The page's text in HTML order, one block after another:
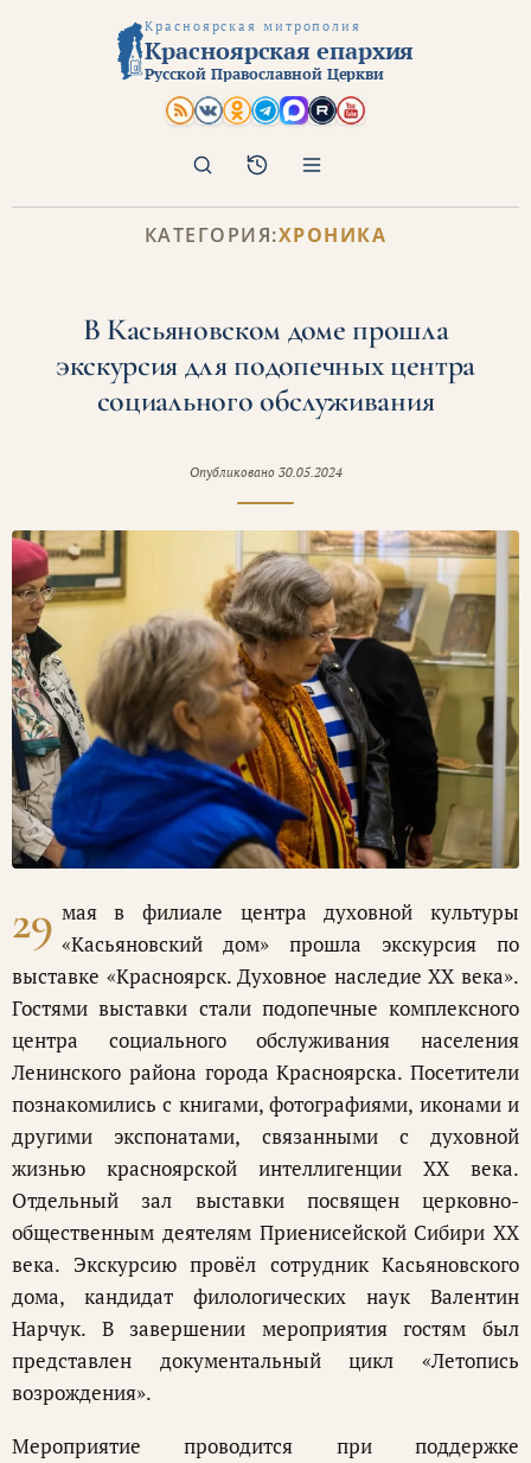
Красноярская митрополия
Красноярская епархия
Русской Православной Церкви
Архив
Поиск
КАТЕГОРИЯ:ХРОНИКА
В Касьяновском доме прошла
экскурсия для подопечных центра
социального обслуживания
Опубликовано 30.05.2024
29 мая в филиале центра духовной культуры
«Касьяновский дом» прошла экскурсия по
выставке «Красноярск. Духовное наследие XX века».
Гостями выставки стали подопечные комплексного
центра социального обслуживания населения
Ленинского района города Красноярска. Посетители
познакомились с книгами, фотографиями, иконами и
другими экспонатами, связанными с духовной
жизнью красноярской интеллигенции XX века.
Отдельный зал выставки посвящен церковно-
общественным деятелям Приенисейской Сибири ХХ
века. Экскурсию провёл сотрудник Касьяновского
дома, кандидат филологических наук Валентин
Нарчук. В завершении мероприятия гостям был
представлен документальный цикл «Летопись
возрождения».
Мероприятие проводится при поддержке